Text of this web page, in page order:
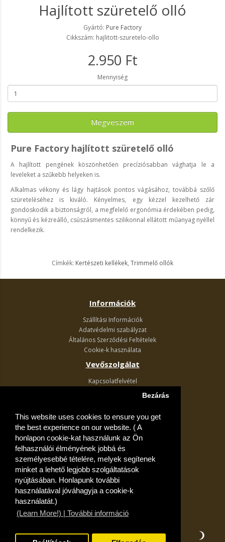
This website uses cookies to ensure you get
the best experience on our website. ( A
honlapon cookie-kat használunk az Ön
felhasználói élményének jobbá és
személyesebbé tételére, melyek segítenek
minket a lehető legjobb szolgáltatások
nyújtásában. Honlapunk további
használatával jóváhagyja a cookie-k
használatát.)
(Learn More!) | További információ
Bezárás
Hajlított szüretelő olló
Gyártó: Pure Factory
Cikkszám: hajlitott-szuretelo-ollo
2.950 Ft
Mennyiség
Megveszem
Pure Factory hajlított szüretelő olló
A hajlított pengének köszönhetően precíziósabban vághatja le a
leveleket a szűkebb helyeken is.
Alkalmas vékony és lágy hajtások pontos vágásához, továbbá szőlő
szüreteléséhez is kiváló. Kényelmes, egy kézzel kezelhető zár
gondoskodik a biztonságról, a megfelelő ergonómia érdekében pedig,
könnyű és kézreálló, csúszásmentes szilikonnal ellátott műanyag nyéllel
rendelkezik.
Címkék: Kertészeti kellékek, Trimmelő ollók
Információk
Szállítási Információk
Adatvédelmi szabályzat
Általános Szerződési Feltételek
Cookie-k használata
Vevőszolgálat
Kapcsolatfelvétel
Akciós ajánlatok
Fiók
Kívánságlista